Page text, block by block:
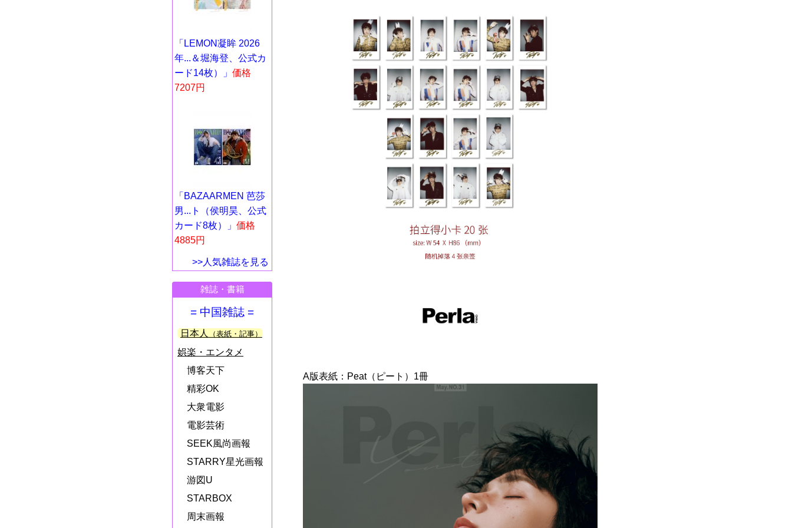
「LEMON凝眸 2026
年...＆堀海登、公式カ
ード14枚）」 価格
7207円
「BAZAARMEN 芭莎
男...ト（侯明昊、公式
カード8枚）」 価格
4885円
>>人気雑誌を見る
雑誌・書籍
= 中国雑誌 =
日本人 （表紙・記事）
娯楽・エンタメ
博客天下
精彩OK
大衆電影
電影芸術
SEEK風尚画報
STARRY星光画報
游図U
STARBOX
周末画報
A版表紙：Peat（ピート）1冊